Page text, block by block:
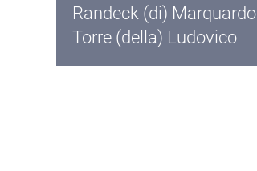
Randeck (di) Marquardo
Torre (della) Ludovico